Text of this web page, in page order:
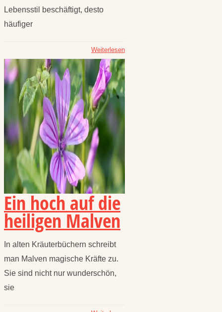
Lebensstil beschäftigt, desto
häufiger
Weiterlesen
Ein hoch auf die
heiligen Malven
In alten Kräuterbüchern schreibt
man Malven magische Kräfte zu.
Sie sind nicht nur wunderschön,
sie